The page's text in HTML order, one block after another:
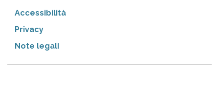
Accessibilità
Privacy
Note legali